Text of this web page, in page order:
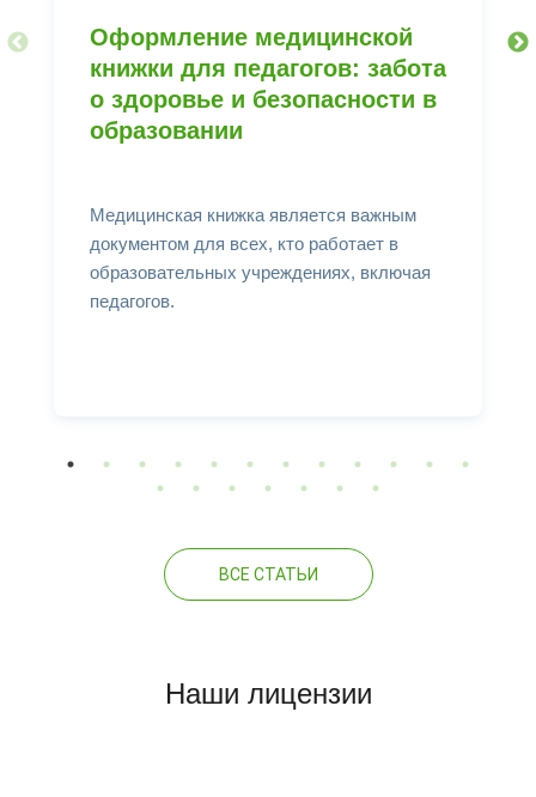
Оформление медицинской
книжки для педагогов: забота
о здоровье и безопасности в
образовании
Медицинская книжка является важным
документом для всех, кто работает в
образовательных учреждениях, включая
педагогов.
ВСЕ СТАТЬИ
Наши лицензии